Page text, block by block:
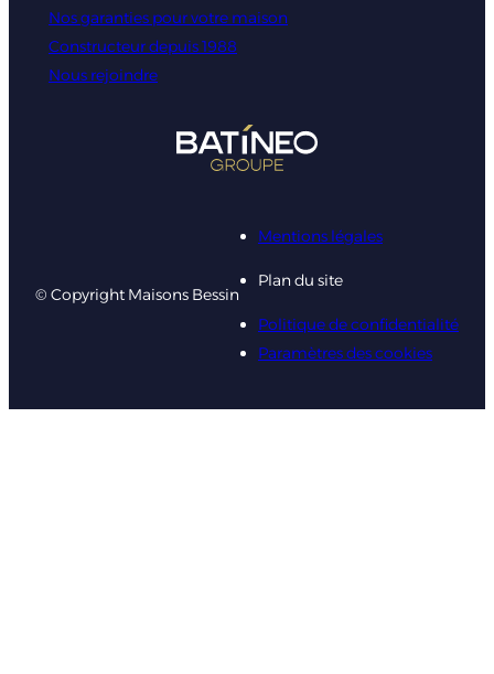
Nos garanties pour votre maison
Constructeur depuis 1988
Nous rejoindre
© Copyright Maisons Bessin
Mentions légales
Plan du site
Politique de confidentialité
Paramètres des cookies